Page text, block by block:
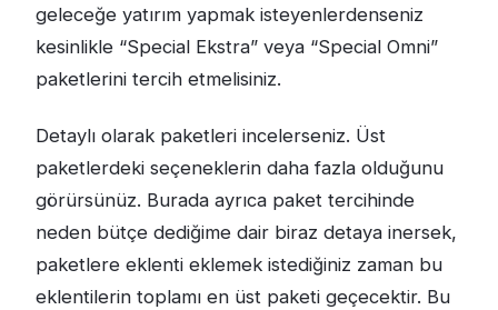
geleceğe yatırım yapmak isteyenlerdenseniz
kesinlikle “Special Ekstra” veya “Special Omni”
paketlerini tercih etmelisiniz.
Detaylı olarak paketleri incelerseniz. Üst
paketlerdeki seçeneklerin daha fazla olduğunu
görürsünüz. Burada ayrıca paket tercihinde
neden bütçe dediğime dair biraz detaya inersek,
paketlere eklenti eklemek istediğiniz zaman bu
eklentilerin toplamı en üst paketi geçecektir. Bu